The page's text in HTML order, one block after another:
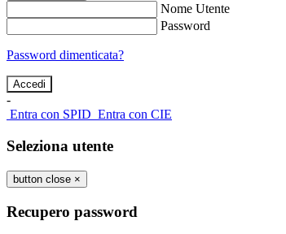
Nome Utente
Password
Password dimenticata?
-
Entra con SPID Entra con CIE
Seleziona utente
button close ×
Recupero password